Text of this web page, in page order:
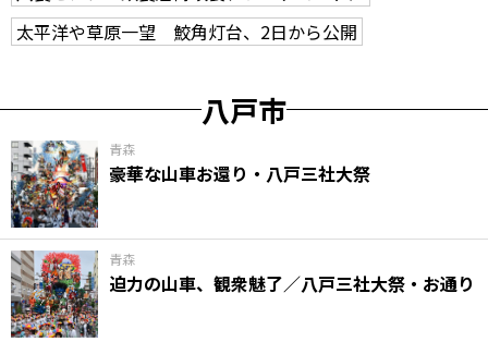
太平洋や草原一望 鮫角灯台、2日から公開
八戸市
青森
豪華な山車お還り・八戸三社大祭
青森
迫力の山車、観衆魅了／八戸三社大祭・お通り